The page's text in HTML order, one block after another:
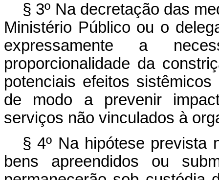
§ 3º Na decretação das
Ministério Público ou o
expressamente a
proporcionalidade da
potenciais efeitos
de modo a prevenir
serviços não vinculados à
§ 4º Na hipótese
bens apreendidos ou